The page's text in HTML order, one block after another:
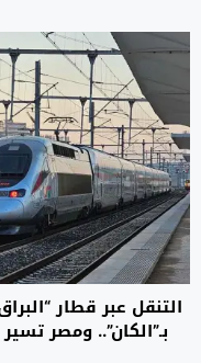
التنقل عبر قطار
بـ”الكان”.. ومصر